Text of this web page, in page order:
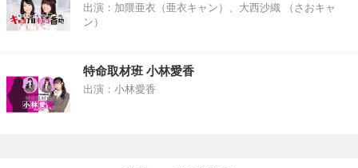
出演：加隈亜衣（亜衣キャン）、大西沙織 （さおキャ
ン）
特命取材班 小林愛香
出演：小林愛香